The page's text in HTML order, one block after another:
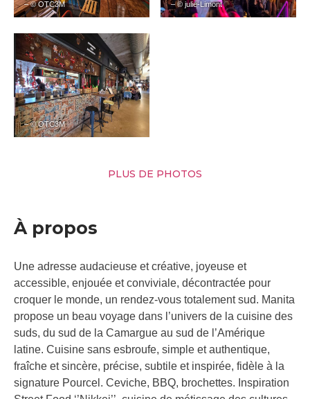
– © OTC3M – © julie-Limont
– © OTC3M
PLUS DE PHOTOS
À propos
Une adresse audacieuse et créative, joyeuse et
accessible, enjouée et conviviale, décontractée pour
croquer le monde, un rendez-vous totalement sud. Manita
propose un beau voyage dans l’univers de la cuisine des
suds, du sud de la Camargue au sud de l’Amérique
latine. Cuisine sans esbroufe, simple et authentique,
fraîche et sincère, précise, subtile et inspirée, fidèle à la
signature Pourcel. Ceviche, BBQ, brochettes. Inspiration